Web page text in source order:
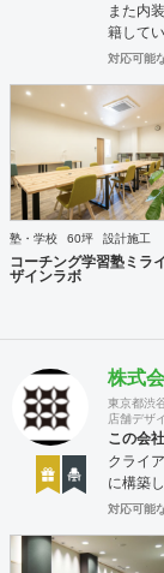
また内
籍して
に綺麗
コミニ
プンで
対応可能
塾・学校 60坪 設計施工
コーチング学習塾ミラ
ザインラボ
株式
東京都渋
店舗デザ
この会
クライ
に構築
対応可能